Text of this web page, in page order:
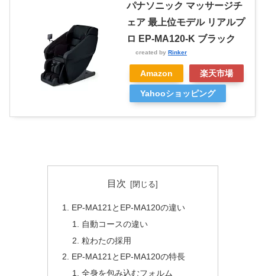
パナソニック マッサージチ
ェア 最上位モデル リアルプ
ロ EP-MA120-K ブラック
created by Rinker
Amazon 楽天市場
Yahooショッピング
目次
EP-MA121とEP-MA120の違い
自動コースの違い
粒わたの採用
EP-MA121とEP-MA120の特長
全身を包み込むフォルム